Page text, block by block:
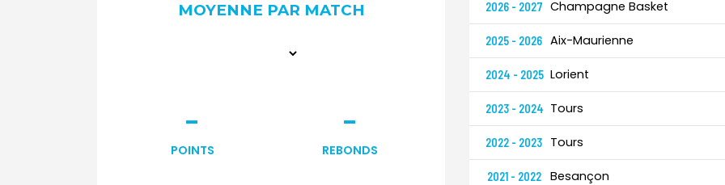
MOYENNE PAR MATCH
-
POINTS
-
REBONDS
2026 - 2027 Champagne Basket
2025 - 2026 Aix-Maurienne
2024 - 2025 Lorient
2023 - 2024 Tours
2022 - 2023 Tours
2021 - 2022 Besançon